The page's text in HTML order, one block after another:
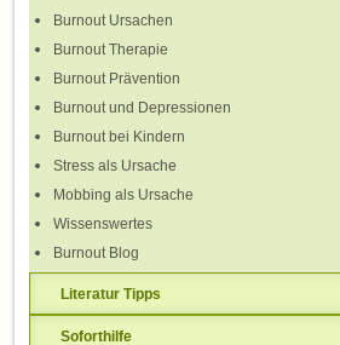
Burnout Ursachen
Burnout Therapie
Burnout Prävention
Burnout und Depressionen
Burnout bei Kindern
Stress als Ursache
Mobbing als Ursache
Wissenswertes
Burnout Blog
Literatur Tipps
Soforthilfe